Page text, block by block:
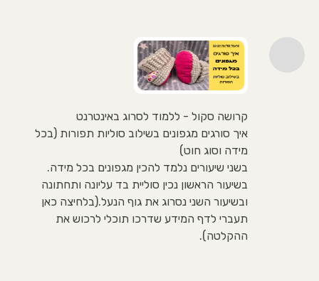
קרושה סקול - ללמוד לסרוג באינטרנט
איך סורגים מגפונים בשילוב סוליות תפורות (בכל
מידה וסוג חוט)
בשני שיעורים נלמד להכין מגפונים בכל מידה.
בשיעור הראשון נכין סוליית בד עליונה ותחתונה
ובשיעור השני נסרוג את גוף הנעל.(בלחיצה כאן
תעברי לדף המידע שדרכו תוכלי לרכוש את
ההקלטה).